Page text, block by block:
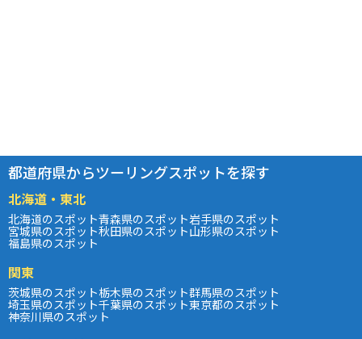
都道府県からツーリングスポットを探す
北海道・東北
北海道のスポット青森県のスポット岩手県のスポット
宮城県のスポット秋田県のスポット山形県のスポット
福島県のスポット
関東
茨城県のスポット栃木県のスポット群馬県のスポット
埼玉県のスポット千葉県のスポット東京都のスポット
神奈川県のスポット